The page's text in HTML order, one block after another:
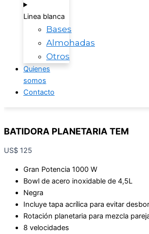
Linea blanca
Bases
Almohadas
Otros
Quienes
somos
Contacto
BATIDORA PLANETARIA TEM
US$ 125
Gran Potencia 1000 W
Bowl de acero inoxidable de 4,5L
Negra
Incluye tapa acrílica para evitar
Rotación planetaria para mezcla
8 velocidades